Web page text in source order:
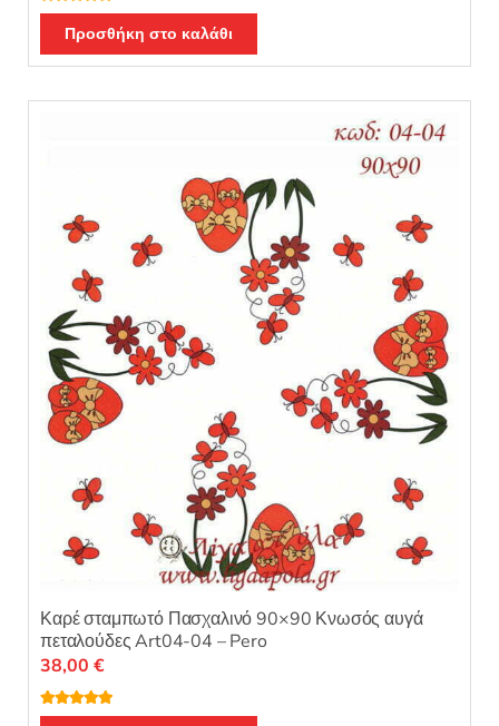
Β
μ
ο
Προσθήκη στο καλάθι
Καρέ σταμπωτό Πασχαλινό 90×90 Κνωσός αυγά
πεταλούδες Art04-04 – Pero
Βαθμολογή
38,00 €